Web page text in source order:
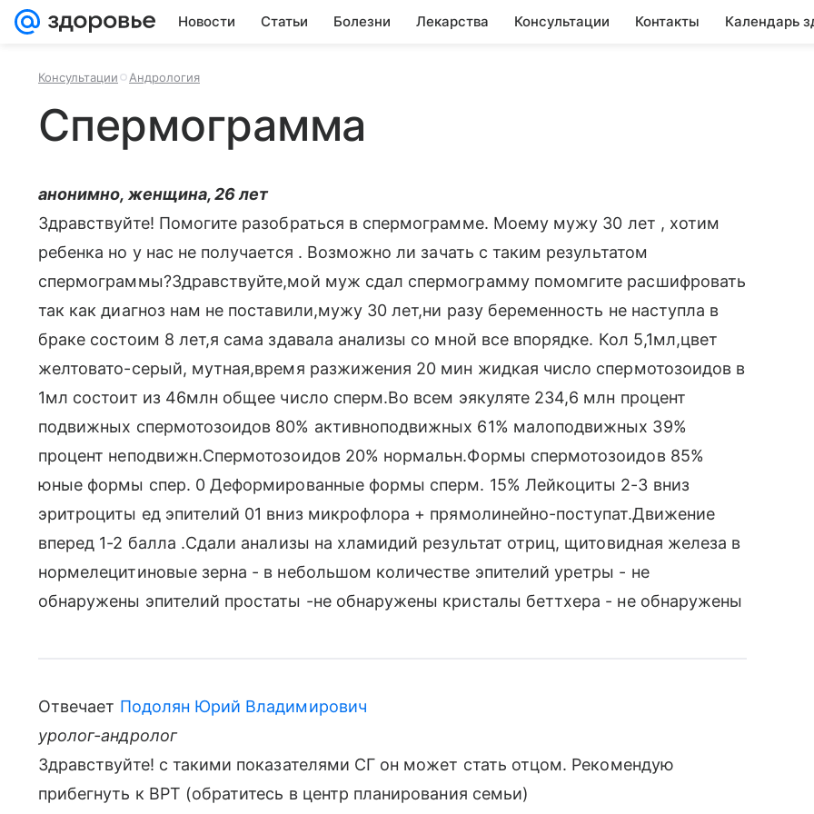
Новости Статьи Болезни Лекарства Консультации Контакты Календарь
Консультации Андрология
Спермограмма
анонимно, женщина, 26 лет
Здравствуйте! Помогите разобраться в спермограмме. Моему мужу 30 лет , хотим
ребенка но у нас не получается . Возможно ли зачать с таким результатом
спермограммы?Здравствуйте,мой муж сдал спермограмму помомгите расшифровать
так как диагноз нам не поставили,мужу 30 лет,ни разу беременность не наступла в
браке состоим 8 лет,я сама здавала анализы со мной все впорядке. Кол 5,1мл,цвет
желтовато-серый, мутная,время разжижения 20 мин жидкая число спермотозоидов в
1мл состоит из 46млн общее число сперм.Во всем эякуляте 234,6 млн процент
подвижных спермотозоидов 80% активноподвижных 61% малоподвижных 39%
процент неподвижн.Спермотозоидов 20% нормальн.Формы спермотозоидов 85%
юные формы спер. 0 Деформированные формы сперм. 15% Лейкоциты 2-3 вниз
эритроциты ед эпителий 01 вниз микрофлора + прямолинейно-поступат.Движение
вперед 1-2 балла .Сдали анализы на хламидий результат отриц, щитовидная железа в
нормелецитиновые зерна - в небольшом количестве эпителий уретры - не
обнаружены эпителий простаты -не обнаружены кристалы беттхера - не обнаружены
Отвечает Подолян Юрий Владимирович
уролог-андролог
Здравствуйте! с такими показателями СГ он может стать отцом. Рекомендую
прибегнуть к ВРТ (обратитесь в центр планирования семьи)